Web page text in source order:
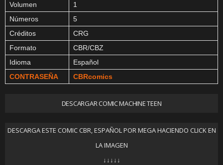
Volumen
1
Números
5
Créditos
CRG
Formato
CBR/CBZ
Idioma
Español
CONTRASEÑA
CBRcomics
DESCARGAR COMIC MACHINE TEEN
DESCARGA ESTE COMIC CBR, ESPAÑOL POR MEGA HACIENDO CLICK EN
LA IMAGEN
↓↓↓↓↓